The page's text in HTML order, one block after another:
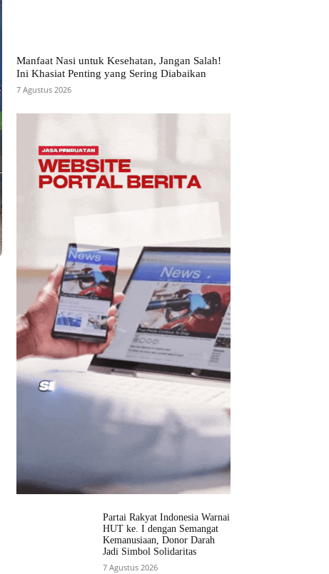
Manfaat Nasi untuk Kesehatan, Jangan Salah!
Ini Khasiat Penting yang Sering Diabaikan
7 Agustus 2026
Partai Rakyat Indonesia Warnai
HUT ke. I dengan Semangat
Kemanusiaan, Donor Darah
Jadi Simbol Solidaritas
7 Agustus 2026